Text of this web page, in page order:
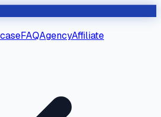
FAQAgencyAffiliate